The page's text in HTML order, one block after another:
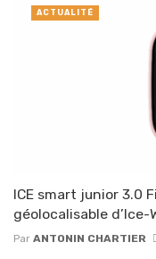
ICE smart junior 3.0
géolocalisable d’Ice-
Par ANTONIN CHARTIER
ACTUALITÉ